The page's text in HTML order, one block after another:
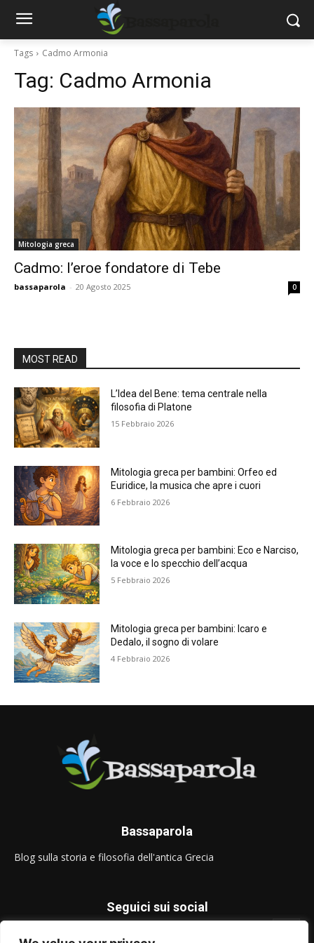
Tags Cadmo Armonia
Tag: Cadmo Armonia
Mitologia greca
Cadmo: l’eroe fondatore di Tebe
bassaparola - 20 Agosto 2025 0
MOST READ
L’Idea del Bene: tema centrale nella
filosofia di Platone
15 Febbraio 2026
Mitologia greca per bambini: Orfeo ed
Euridice, la musica che apre i cuori
6 Febbraio 2026
Mitologia greca per bambini: Eco e Narciso,
la voce e lo specchio dell’acqua
5 Febbraio 2026
Mitologia greca per bambini: Icaro e
Dedalo, il sogno di volare
4 Febbraio 2026
Bassaparola
Blog sulla storia e filosofia dell'antica Grecia
Seguici sui social